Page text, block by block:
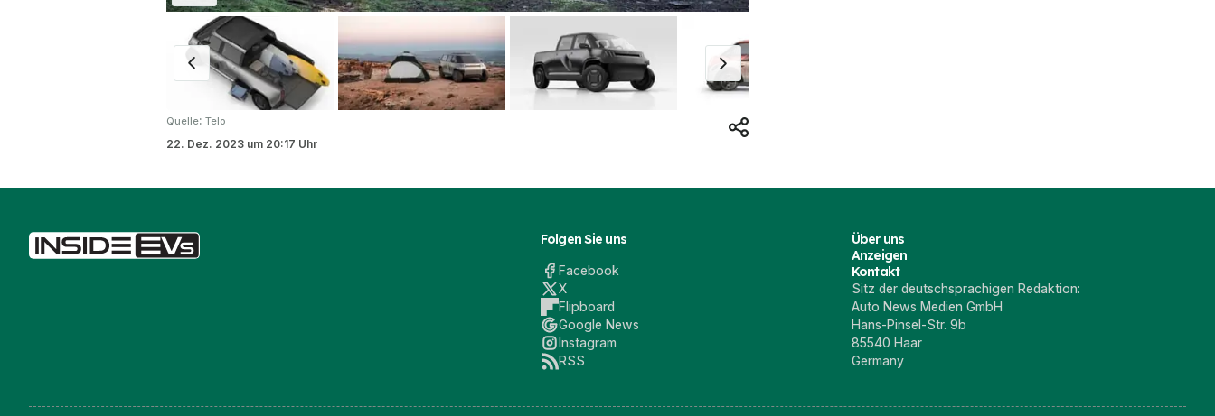
Quelle: Telo
22. Dez. 2023 um 20:17 Uhr
Folgen Sie uns
Facebook
X
Flipboard
Google News
Instagram
RSS
Über uns
Anzeigen
Kontakt
Sitz der deutschsprachigen Redaktion:
Auto News Medien GmbH
Hans-Pinsel-Str. 9b
85540 Haar
Germany